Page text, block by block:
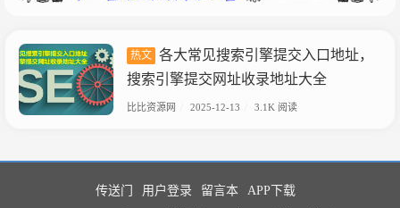
热文 各大常见搜索引擎提交入口地址，
搜索引擎提交网址收录地址大全
比比资源网 2025-12-13 3.1K 阅读
传送门 用户登录 留言本
APP下载